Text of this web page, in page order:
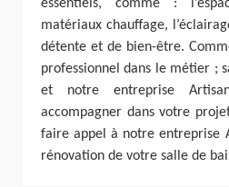
essentiels, comme :
matériaux chauffage,
détente et de bien-être.
professionnel dans le métier ;
et notre entreprise
accompagner dans votre
faire appel à notre entreprise
rénovation de votre salle de